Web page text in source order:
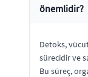
önemlidir?
Detoks,
sürecidir ve
Bu süreç,